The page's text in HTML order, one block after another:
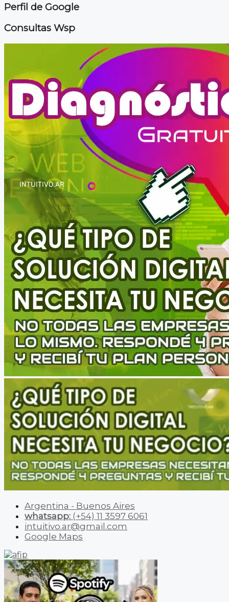
Perfil de Google
Consultas Wsp
Argentina - Buenos Aires
whatsapp: (+54) 11 3597 6061
intuitivo.ar@gmail.com
Google Maps